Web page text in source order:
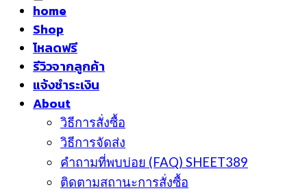
home
Shop
โหลดฟรี
รีวิวจากลูกค้า
แจ้งชำระเงิน
About
วิธีการสั่งซื้อ
วิธีการจัดส่ง
คำถามที่พบบ่อย (FAQ) SHEET389
ติดตามสถานะการสั่งซื้อ